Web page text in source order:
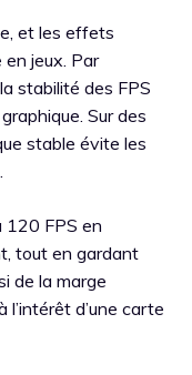
et les effets
en jeux. Par
stabilité des FPS
Sur des
stable évite les
120 FPS en
tout en gardant
de la marge
l’intérêt d’une carte